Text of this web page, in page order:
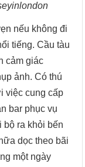
nếu không đi
tiếng. Cầu tàu
cảm giác
ảnh. Có thú
việc cung cấp
bar phục vụ
bộ ra khỏi bến
dọc theo bãi
một ngày